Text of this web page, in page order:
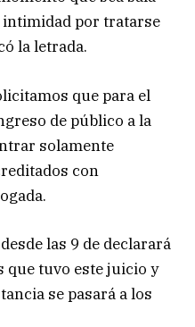
por tratarse
la letrada.
que para el
de público a la
solamente
con
las 9 de declarará
que tuvo este juicio y
se pasará a los